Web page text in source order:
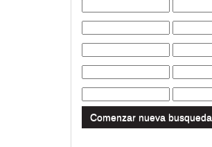
Comenzar nueva busqueda